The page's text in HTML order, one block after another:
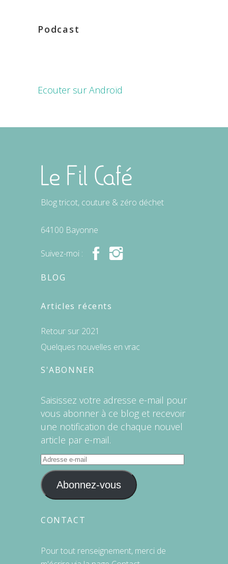
Podcast
Ecouter sur Androïd
Blog tricot, couture & zéro déchet
64100 Bayonne
Suivez-moi :
BLOG
Articles récents
Retour sur 2021
Quelques nouvelles en vrac
S'ABONNER
Saisissez votre adresse e-mail pour
vous abonner à ce blog et recevoir
une notification de chaque nouvel
article par e-mail.
Adresse
e-
mailAbonnez-vous
CONTACT
Pour tout renseignement, merci de